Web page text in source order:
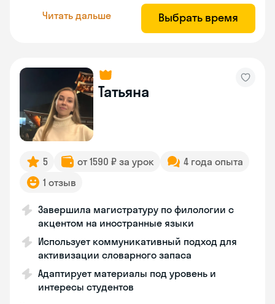
Читать дальше Выбрать время
Татьяна
5 от 1590 ₽ за урок
4 года опыта
1 отзыв
Завершила магистратуру по филологии с
акцентом на иностранные языки
Использует коммуникативный подход для
активизации словарного запаса
Адаптирует материалы под уровень и
интересы студентов